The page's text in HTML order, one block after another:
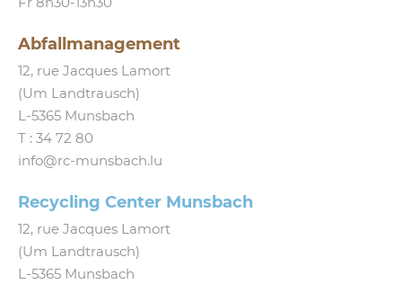
Abfallmanagement
12, rue Jacques Lamort
(Um Landtrausch)
L‑5365 Munsbach
T : 34 72 80
info@​rc-​munsbach.​lu
Recycling Center Munsbach
12, rue Jacques Lamort
(Um Landtrausch)
L‑5365 Munsbach